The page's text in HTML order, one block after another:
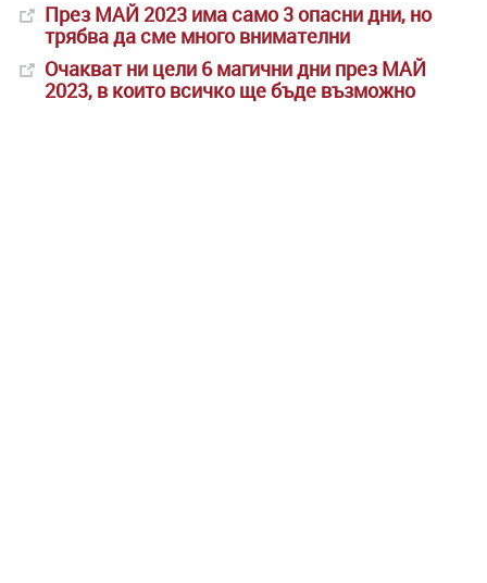
През МАЙ 2023 има само 3 опасни дни, но
трябва да сме много внимателни
Очакват ни цели 6 магични дни през МАЙ
2023, в които всичко ще бъде възможно